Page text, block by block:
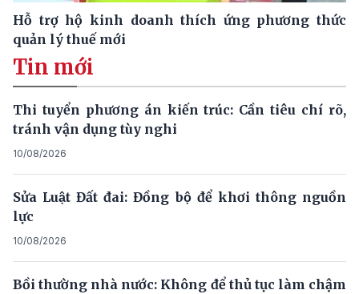
Hỗ trợ hộ kinh doanh thích ứng phương thức
quản lý thuế mới
Tin mới
Thi tuyển phương án kiến trúc: Cần tiêu chí rõ,
tránh vận dụng tùy nghi
10/08/2026
Sửa Luật Đất đai: Đồng bộ để khơi thông nguồn
lực
10/08/2026
Bồi thường nhà nước: Không để thủ tục làm chậm